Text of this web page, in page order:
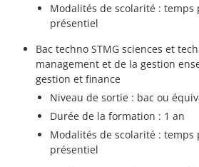
Modalités de scolarité : temps
présentiel
Bac techno STMG sciences et
management et de la gestion
gestion et finance
Niveau de sortie : bac ou
Durée de la formation : 1 an
Modalités de scolarité : temps
présentiel